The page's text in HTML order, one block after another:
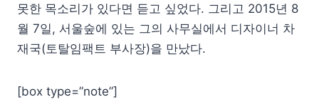
못한 목소리가 있다면 듣고 싶었다. 그리고 2015년 8
월 7일, 서울숲에 있는 그의 사무실에서 디자이너 차
재국(토탈임팩트 부사장)을 만났다.
[box type=”note”]